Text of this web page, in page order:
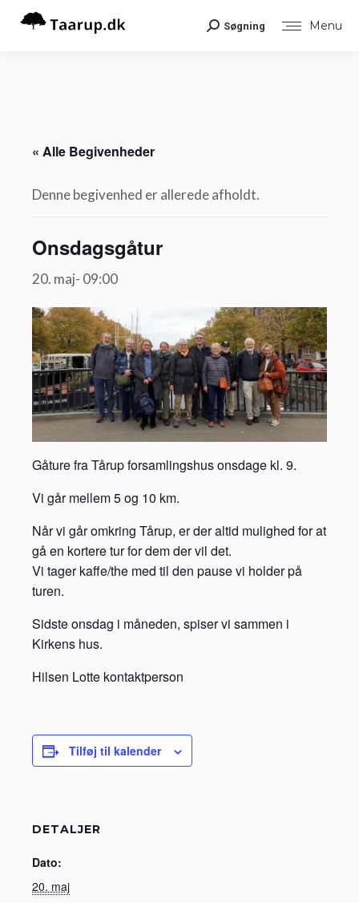
Menu
Search:
Søgning
« Alle Begivenheder
Denne begivenhed er allerede afholdt.
Onsdagsgåtur
20. maj- 09:00
Gåture fra Tårup forsamlingshus onsdage kl. 9.
Vi går mellem 5 og 10 km.
Når vi går omkring Tårup, er der altid mulighed for at
gå en kortere tur for dem der vil det.
Vi tager kaffe/the med til den pause vi holder på
turen.
Sidste onsdag i måneden, spiser vi sammen i
Kirkens hus.
Hilsen Lotte kontaktperson
Tilføj til kalender
DETALJER
Dato:
20. maj